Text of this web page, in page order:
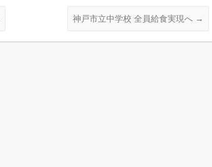
神戸市立中学校 全員給食実現へ →